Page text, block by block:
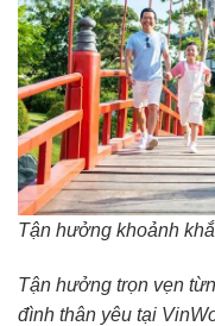
Tận hưởng khoảnh
Tận hưởng trọn vẹn
đình thân yêu tại